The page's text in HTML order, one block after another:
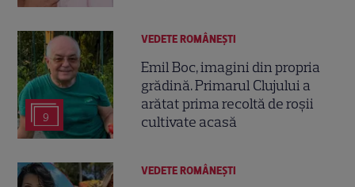
9
VEDETE ROMÂNEŞTI
Emil Boc, imagini din propria
grădină. Primarul Clujului a
arătat prima recoltă de roșii
cultivate acasă
VEDETE ROMÂNEŞTI